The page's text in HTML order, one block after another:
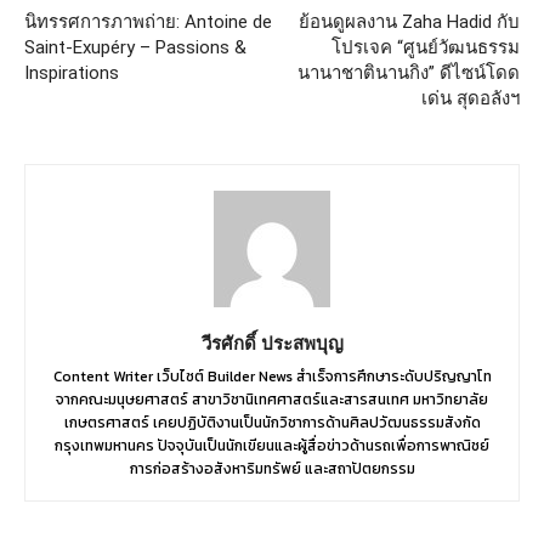
นิทรรศการภาพถ่าย: Antoine de
Saint-Exupéry – Passions &
Inspirations
ย้อนดูผลงาน Zaha Hadid กับ
โปรเจค “ศูนย์วัฒนธรรม
นานาชาตินานกิง” ดีไซน์โดด
เด่น สุดอลังฯ
วีรศักดิ์ ประสพบุญ
Content Writer เว็บไซต์ Builder News สำเร็จการศึกษาระดับปริญญาโท
จากคณะมนุษยศาสตร์ สาขาวิชานิเทศศาสตร์และสารสนเทศ มหาวิทยาลัย
เกษตรศาสตร์ เคยปฏิบัติงานเป็นนักวิชาการด้านศิลปวัฒนธรรมสังกัด
กรุงเทพมหานคร ปัจจุบันเป็นนักเขียนและผู้สื่อข่าวด้านรถเพื่อการพาณิชย์
การก่อสร้างอสังหาริมทรัพย์ และสถาปัตยกรรม